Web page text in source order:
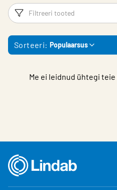
Kontaktid
Logi sisse
Choose languge
Estonia
Filtrid
Sorteeri: Populaarsus
Me ei leidnud ühtegi